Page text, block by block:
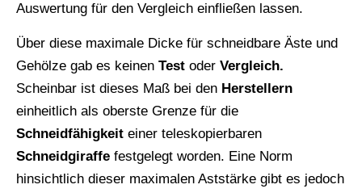
Auswertung für den Vergleich einfließen lassen.
Über diese maximale Dicke für schneidbare Äste und
Gehölze gab es keinen Test oder Vergleich.
Scheinbar ist dieses Maß bei den Herstellern
einheitlich als oberste Grenze für die
Schneidfähigkeit einer teleskopierbaren
Schneidgiraffe festgelegt worden. Eine Norm
hinsichtlich dieser maximalen Aststärke gibt es jedoch